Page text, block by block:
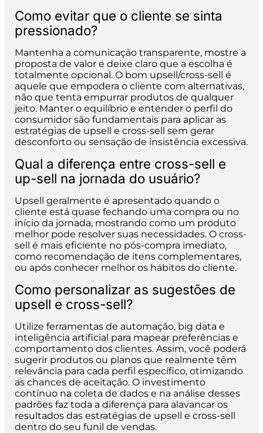
Como evitar que o cliente se sinta
pressionado?
Mantenha a comunicação transparente, mostre a
proposta de valor e deixe claro que a escolha é
totalmente opcional. O bom upsell/cross-sell é
aquele que empodera o cliente com alternativas,
não que tenta empurrar produtos de qualquer
jeito. Manter o equilíbrio e entender o perfil do
consumidor são fundamentais para aplicar as
estratégias de upsell e cross-sell sem gerar
desconforto ou sensação de insistência excessiva.
Qual a diferença entre cross-sell e
up-sell na jornada do usuário?
Upsell geralmente é apresentado quando o
cliente está quase fechando uma compra ou no
início da jornada, mostrando como um produto
melhor pode resolver suas necessidades. O cross-
sell é mais eficiente no pós-compra imediato,
como recomendação de itens complementares,
ou após conhecer melhor os hábitos do cliente.
Como personalizar as sugestões de
upsell e cross-sell?
Utilize ferramentas de automação, big data e
inteligência artificial para mapear preferências e
comportamento dos clientes. Assim, você poderá
sugerir produtos ou planos que realmente têm
relevância para cada perfil específico, otimizando
as chances de aceitação. O investimento
contínuo na coleta de dados e na análise desses
padrões faz toda a diferença para alavancar os
resultados das estratégias de upsell e cross-sell
dentro do seu funil de vendas.